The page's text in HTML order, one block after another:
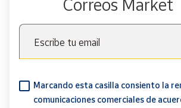
Correos Market
Escribe tu email
Marcando esta casilla consiento la
comunicaciones comerciales de